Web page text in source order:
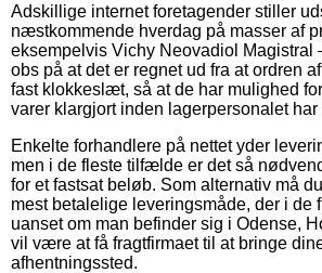
Adskillige internet foretagender stiller
næstkommende hverdag på masser af
eksempelvis Vichy Neovadiol Magistral
obs på at det er regnet ud fra at ordren
fast klokkeslæt, så at de har mulighed
varer klargjort inden lagerpersonalet har
Enkelte forhandlere på nettet yder
men i de fleste tilfælde er det så
for et fastsat beløb. Som alternativ må
mest betalelige leveringsmåde, der i de
uanset om man befinder sig i Odense,
vil være at få fragtfirmaet til at bringe
afhentningssted.